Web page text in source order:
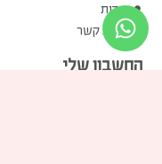
אודות
יצירת קשר
החשבון שלי